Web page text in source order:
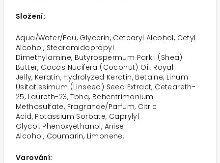
Složení:
Aqua/Water/Eau, Glycerin, Cetearyl Alcohol, Cetyl
Alcohol, Stearamidopropyl
Dimethylamine, Butyrospermum Parkii (Shea)
Butter, Cocos Nucifera (Coconut) Oil, Royal
Jelly, Keratin, Hydrolyzed Keratin, Betaine, Linum
Usitatissimum (Linseed) Seed Extract, Ceteareth-
25, Laureth-23,Tbhq, Behentrimonium
Methosulfate, Fragrance/Parfum, Citric
Acid, Potassium Sorbate, Caprylyl
Glycol, Phenoxyethanol, Anise
Alcohol, Coumarin, Limonene.
Varování: